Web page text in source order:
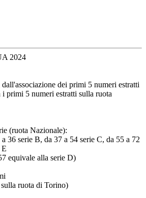
2024
dei primi 5 numeri estratti
primi 5 numeri estratti sulla ruota
(ruota Nazionale):
36 serie B, da 37 a 54 serie C, da 55 a 72
E
equivale alla serie D)
ruota di Torino)